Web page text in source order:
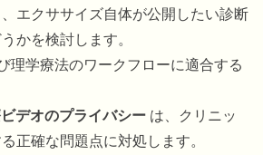
エクササイズ自体が公開したい診断
かを検討します。
理学療法のワークフローに適合する
デオのプライバシー は、クリニッ
正確な問題点に対処します。